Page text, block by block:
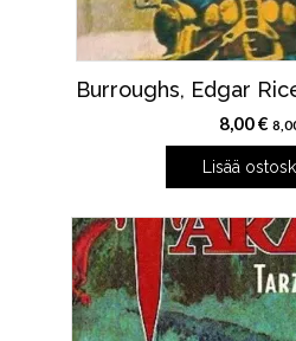
Burroughs, Edgar
8,00€
Lisää